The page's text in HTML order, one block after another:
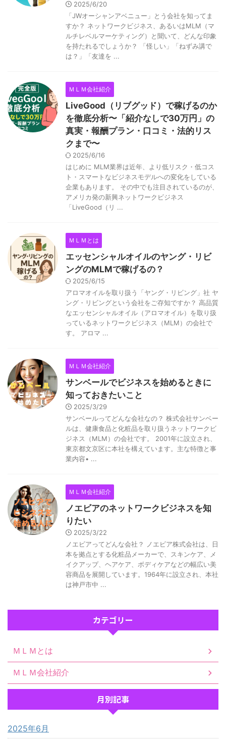
2025/6/20
「JWオーシャンアベニュー」とう会社を知ってま
すか？ ネットワークビジネス、あるいはMLM（マ
ルチレベルマーケティング）と聞いて、どんな印象
を持たれるでしょうか？ 「怪しい」「ねずみ講で
は？」「友達を ...
ＭＬＭ会社紹介
LiveGood（リブグッド）で稼げるのか
を徹底分析〜「紹介なしで30万円」の
真実・報酬プラン・口コミ・法的リス
クまで〜
2025/6/16
はじめに MLM業界は近年、より低リスク・低コス
ト・スマートなビジネスモデルへの変化をしている
企業もあります。 その中でも注目されているのが、
アメリカ発の新興ネットワークビジネス
「LiveGood（リ ...
ＭＬＭとは
エッセンシャルオイルのヤング・リビ
ングのMLMで稼げるの？
2025/6/15
アロマオイルを取り扱う「ヤング・リビング」社 ヤ
ング・リビングという会社をご存知ですか？ 高品質
なエッセンシャルオイル（アロマオイル）を取り扱
っているネットワークビジネス（MLM）の会社で
す。 アロマ ...
ＭＬＭ会社紹介
サンベールでビジネスを始めるときに
知っておきたいこと
2025/3/29
サンベールってどんな会社なの？ 株式会社サンベー
ルは、健康食品と化粧品を取り扱うネットワークビ
ジネス（MLM）の会社です。 2001年に設立され、
東京都文京区に本社を構えています。主な特徴と事
業内容• ...
ＭＬＭ会社紹介
ノエビアのネットワークビジネスを知
りたい
2025/3/22
ノエビアってどんな会社？ ノエビア株式会社は、日
本を拠点とする化粧品メーカーで、スキンケア、メ
イクアップ、ヘアケア、ボディケアなどの幅広い美
容商品を展開しています。1964年に設立され、本社
は神戸市中 ...
カテゴリー
ＭＬＭとは
ＭＬＭ会社紹介
月別記事
2025年6月